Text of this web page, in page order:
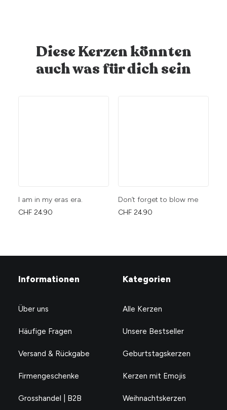
Diese Kerzen könnten
auch was für dich sein
I am in my eras era.
CHF 24.90
Don’t forget to blow me
CHF 24.90
Informationen
Über uns
Häufige Fragen
Versand & Rückgabe
Firmengeschenke
Grosshandel | B2B
Kategorien
Alle Kerzen
Unsere Bestseller
Geburtstagskerzen
Kerzen mit Emojis
Weihnachtskerzen